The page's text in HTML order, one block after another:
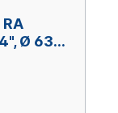
Ø 63